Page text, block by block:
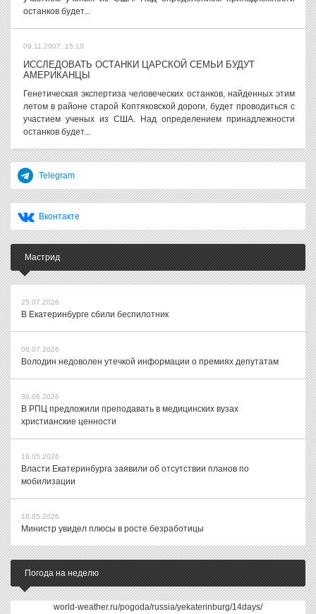
останков будет...
09.11.2007, 15:10
ИССЛЕДОВАТЬ ОСТАНКИ ЦАРСКОЙ СЕМЬИ БУДУТ
АМЕРИКАНЦЫ
Генетическая экспертиза человеческих останков, найденных этим
летом в районе старой Коптяковской дороги, будет проводиться с
участием ученых из США. Над определением принадлежности
останков будет...
Telegram
Вконтакте
Мастрид
25.07.2026
В Екатеринбурге сбили беспилотник
08.07.2026
Володин недоволен утечкой информации о премиях депутатам
30.06.2026
В РПЦ предложили преподавать в медицинских вузах
христианские ценности
19.05.2026
Власти Екатеринбурга заявили об отсутствии планов по
мобилизации
18.05.2026
Министр увидел плюсы в росте безработицы
Погода на неделю
world-weather.ru/pogoda/russia/yekaterinburg/14days/